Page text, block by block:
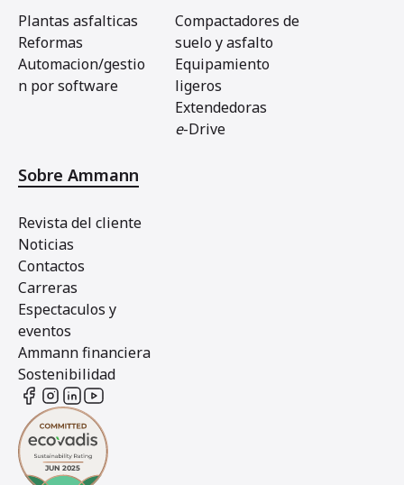
Plantas asfalticas
Reformas
Automacion/gestio
n por software
Compactadores de
suelo y asfalto
Equipamiento
ligeros
Extendedoras
e-Drive
Sobre Ammann
Revista del cliente
Noticias
Contactos
Carreras
Espectaculos y
eventos
Ammann financiera
Sostenibilidad